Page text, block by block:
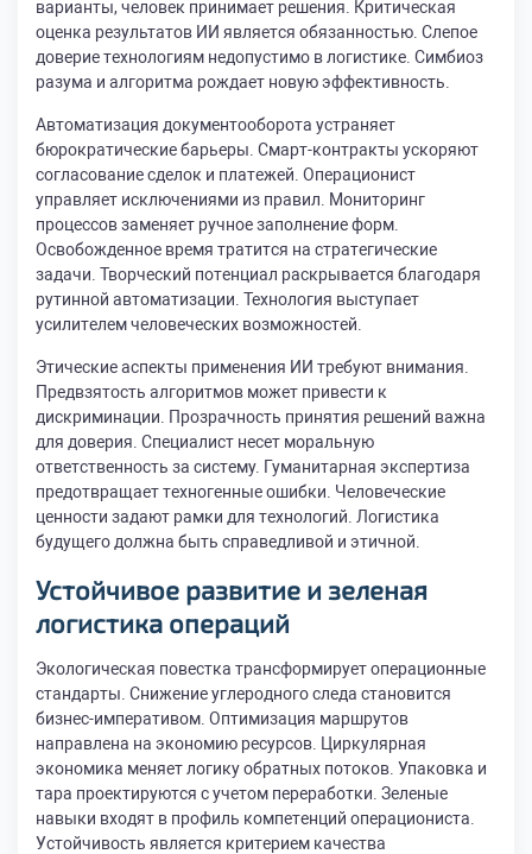
варианты, человек принимает решения. Критическая
оценка результатов ИИ является обязанностью. Слепое
доверие технологиям недопустимо в логистике. Симбиоз
разума и алгоритма рождает новую эффективность.
Автоматизация документооборота устраняет
бюрократические барьеры. Смарт-контракты ускоряют
согласование сделок и платежей. Операционист
управляет исключениями из правил. Мониторинг
процессов заменяет ручное заполнение форм.
Освобожденное время тратится на стратегические
задачи. Творческий потенциал раскрывается благодаря
рутинной автоматизации. Технология выступает
усилителем человеческих возможностей.
Этические аспекты применения ИИ требуют внимания.
Предвзятость алгоритмов может привести к
дискриминации. Прозрачность принятия решений важна
для доверия. Специалист несет моральную
ответственность за систему. Гуманитарная экспертиза
предотвращает техногенные ошибки. Человеческие
ценности задают рамки для технологий. Логистика
будущего должна быть справедливой и этичной.
Устойчивое развитие и зеленая
логистика операций
Экологическая повестка трансформирует операционные
стандарты. Снижение углеродного следа становится
бизнес-императивом. Оптимизация маршрутов
направлена на экономию ресурсов. Циркулярная
экономика меняет логику обратных потоков. Упаковка и
тара проектируются с учетом переработки. Зеленые
навыки входят в профиль компетенций операциониста.
Устойчивость является критерием качества